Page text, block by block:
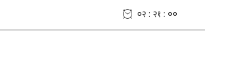
०२ : २१ : ०१